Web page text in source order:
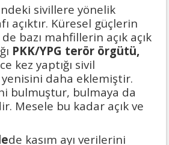
sivillere yönelik
açıktır. Küresel güçlerin
bazı mahfillerin açık açık
PKK/YPG terör örgütü,
kez yaptığı sivil
daha eklemiştir.
bulmuştur, bulmaya da
Mesele bu kadar açık ve
de kasım ayı verilerini